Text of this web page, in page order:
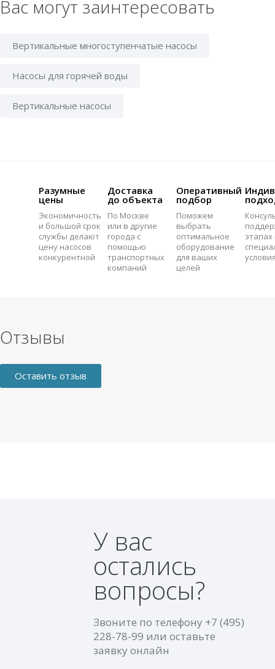
Вас могут заинтересовать
Вертикальные многоступенчатые насосы
Насосы для горячей воды
Вертикальные насосы
Разумные
цены
Экономичность
и большой срок
службы делают
цену насосов
конкурентной
Доставка
до объекта
По Москве
или в другие
города с
помощью
транспортных
компаний
Оперативный
подбор
Поможем
выбрать
оптимальное
оборудование
для ваших
целей
этапах
Отзывы
Оставить отзыв
У вас
остались
вопросы?
Звоните по телефону +7 (495)
228-78-99 или оставьте
заявку онлайн